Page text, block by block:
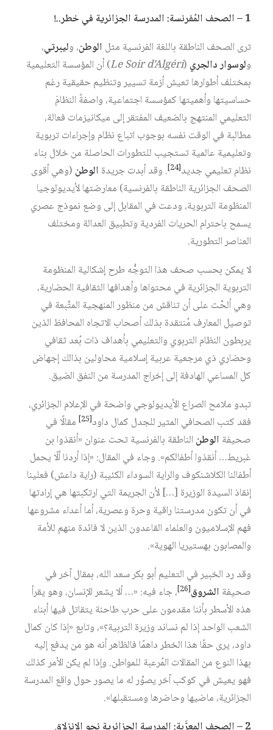
1 – الصحف المُفرنسة: المدرسة الجزائرية في خطر..!
ترى الصحف الناطقة باللغة الفرنسية مثل الوطن، وليبرتي،
ولوسواردالجري (
Le Soir d’Algéri) أن المؤسسة التعليمية
بمختلف أطوارها تعيش أزمة تسيير وتنظيم حقيقية رغم
حساسيتها وأهميتها كمؤسسة اجتماعية، واصفةً النظامَ
التعليمي المنتهج بالضعيف المفتقر إلى ميكانيزمات فعالة،
مطالبة في الوقت نفسه بوجوب اتباع نظام وإجراءات تربوية
وتعليمية عالمية تستجيب للتطورات الحاصلة من خلال بناء
نظام تعليمي جديد‏[24] . وقد أبدت جريدة الوطن (وهي أقوى
الصحف الجزائرية الناطقة بالفرنسية) معارضتها لأيديولوجيا
المنظومة التربوية، ودعت في المقابل إلى وضع نموذج عصري
يسمح باحترام الحريات الفردية وتطبيق العدالة ومختلف
العناصر التطورية.
لا يمكن بحسب صحف هذا التوجُّه طرح إشكالية المنظومة
التربوية الجزائرية في محتواها وأهدافها الثقافية الحضارية،
وهي ألحَّت على أن تناقش من منظور المنهجية المتَّبعة في
توصيل المعارف مُنتقدة بذلك أصحاب الاتجاه المحافظ الذين
يربطون النظام التربوي والتعليمي بأهداف ذات بُعد ثقافي
وحضاري ذي مرجعية عربية إسلامية محاولين بذالك إجهاض
كل المساعي الهادفة إلى إخراج المدرسة من النفق الضيق.
تبدو ملامح الصراع الأيديولوجي واضحة في الإعلام الجزائري،
فقد كتب الصحافي المثير للجدل كمال داود‏[25]
مقالًا في
صحيفة الوطن الناطقة بالفرنسية تحت عنوان «أنقذوا بن
غبريط… أنقذوا أطفالكم». وجاء في المقال: «إذا أردنا ألّا يحمل
أطفالنا الكلاشنكوف والراية السوداء الكئيبة (راية داعش) فعلينا
إنقاذ السيدة الوزيرة […] لأن الجريمة التي ارتكبتها هي إرادتها
في أن تكون مدرستنا راقية وحرة وعصرية، أما أعداء مشروعها
فهم الإسلاميون والعلماء القاعدون الذين لا فائدة منهم للأمة
والمصابون بهستيريا الهوية».
وقد رد الخبير في التعليم أبو بكر سعد الله، بمقال آخر في
صحيفة الشروق[26]
، جاء فيه: «… ألا يشعر الإنسان، وهو يقرأ
هذه الأسطر بأننا مقدمون على حرب طاحنة يتقاتل فيها أبناء
الشعب الواحد إذا لم نساند وزيرة التربية؟»، وتابع «إذا كان كمال
داود، يرى حقًا هذا الخطر داهمًا فالظاهر أنه هو من يدفع إليه
بهذا النوع من المقالات المُرعبة للمواطن. وإذا لم يكن الأمر كذلك
فهو يعيش في كوكب آخر يصوِّر له ما يصور حول واقع المدرسة
الجزائرية، ماضيها وحاضرها ومستقبلها».